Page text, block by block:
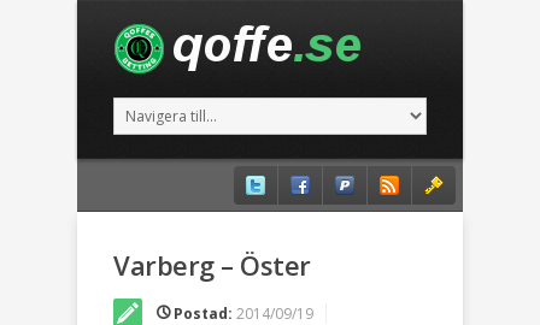
Varberg – Öster
Postad: 2014/09/19